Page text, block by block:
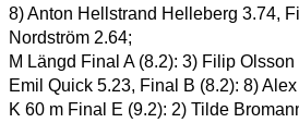
8) Anton Hellstrand Helleberg 3.74,
Nordström 2.64;
M Längd Final A (8.2): 3) Filip
Emil Quick 5.23, Final B (8.2): 8)
K 60 m Final E (9.2): 2) Tilde